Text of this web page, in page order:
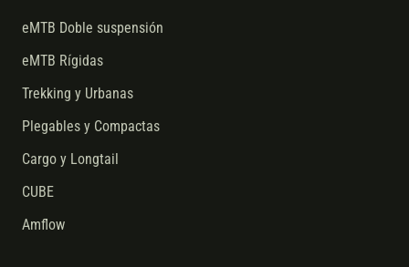
eMTB Doble suspensión
eMTB Rígidas
Trekking y Urbanas
Plegables y Compactas
Cargo y Longtail
CUBE
Amflow